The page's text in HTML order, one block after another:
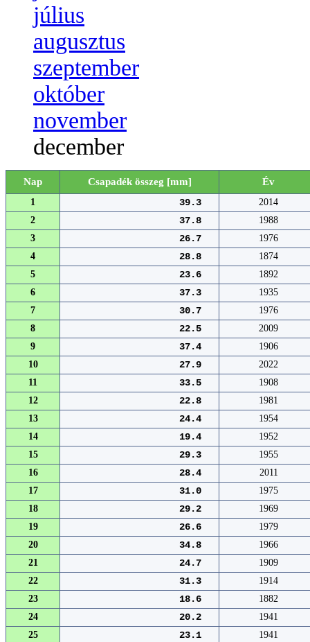
július
augusztus
szeptember
október
november
december
Nap Csapadék összeg [mm] Év
1 39.3
2014
2
37.8
1988
3
26.7
1976
4
28.8
1874
5
23.6
1892
6
37.3
1935
7
30.7
1976
8
22.5
2009
9
37.4
1906
10
27.9
2022
11
33.5
1908
12
22.8
1981
13
24.4
1954
14
19.4
1952
15
29.3
1955
16
28.4
2011
17
31.0
1975
18
29.2
1969
19
26.6
1979
20
34.8
1966
21
24.7
1909
22
31.3
1914
23
18.6
1882
24
20.2
1941
25
23.1
1941